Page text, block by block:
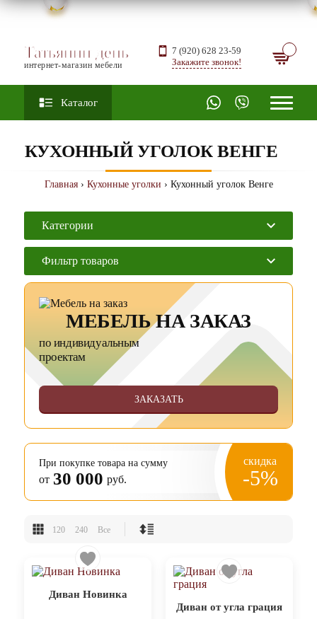
Татьянин день
интернет-магазин мебели
7 (920) 628 23-59
Закажите звонок!
Каталог
КУХОННЫЙ УГОЛОК ВЕНГЕ
Главная› Кухонные уголки › Кухонный уголок Венге
Категории
Фильтр товаров
МЕБЕЛЬ НА ЗАКАЗ
по индивидуальным
проектам
ЗАКАЗАТЬ
При покупке товара на сумму
от 30 000 руб.
скидка
-5%
120 240 Все
Диван Новинка
Диван от угла грация